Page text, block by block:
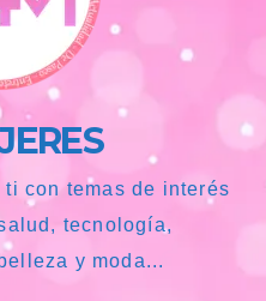
con temas de interés
tecnología,
y moda...